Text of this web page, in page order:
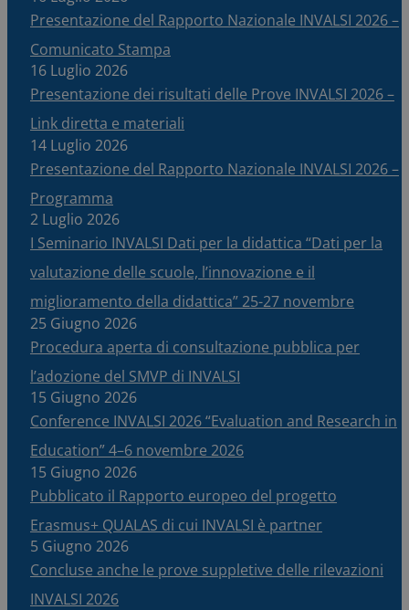
Presentazione del Rapporto Nazionale INVALSI 2026 –
Comunicato Stampa
16 Luglio 2026
Presentazione dei risultati delle Prove INVALSI 2026 –
Link diretta e materiali
14 Luglio 2026
Presentazione del Rapporto Nazionale INVALSI 2026 –
Programma
2 Luglio 2026
I Seminario INVALSI Dati per la didattica “Dati per la
valutazione delle scuole, l’innovazione e il
miglioramento della didattica” 25-27 novembre
25 Giugno 2026
Procedura aperta di consultazione pubblica per
l’adozione del SMVP di INVALSI
15 Giugno 2026
Conference INVALSI 2026 “Evaluation and Research in
Education” 4–6 novembre 2026
15 Giugno 2026
Pubblicato il Rapporto europeo del progetto
Erasmus+ QUALAS di cui INVALSI è partner
5 Giugno 2026
Concluse anche le prove suppletive delle rilevazioni
INVALSI 2026